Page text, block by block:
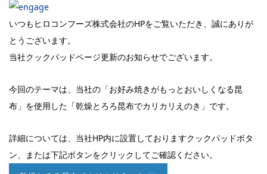
いつもヒロコンフーズ株式会社のHPをご覧いただき、誠にありが
とうございます。
当社クックパッドページ更新のお知らせでございます。
今回のテーマは、当社の「お好み焼きがもっとおいしくなる昆
布」を使用した「乾燥とろろ昆布でカリカリえのき」です。
詳細については、当社HP内に設置しておりますクックパッドボタ
ン、または下記ボタンをクリックしてご確認ください。